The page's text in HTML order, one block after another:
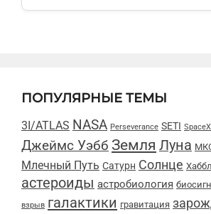
ПОПУЛЯРНЫЕ ТЕМЫ
3I/ATLAS NASA Perseverance SETI SpaceX
Джеймс Уэбб Земля Луна
Млечный Путь Сатурн Солнце Хаббл
астероиды астробиология
взрыв галактики гравитация